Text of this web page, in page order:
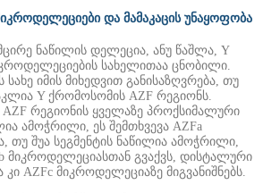
და მამაკაცის უნაყოფობა
ნაწილის დელეცია, ანუ წაშლა, Y
სახელითაა ცნობილი.
იმის მიხედვით განისაზღვრება, თუ
Y ქრომოსომის AZF რეგიონს.
რეგიონის ყველაზე პროქსიმალური
ამოჭრილი, ეს შემთხვევა AZFa
თუ შუა სეგმენტის ნაწილია ამოჭრილი,
მიკროდელეციასთან გვაქვს, დისტალური
AZFc მიკროდელეციაზე მიგვანიშნებს.